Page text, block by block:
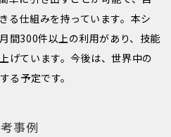
る仕組みを持っています。本シ
間300件以上の利用があり、技能
げています。今後は、世界中の
る予定です。
事例